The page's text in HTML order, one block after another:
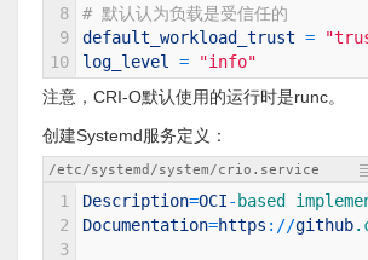
8
9
10
# 默认认为负载是受信任的
default_workload_trust =
log_level
=
"info"
注意，CRI-O默认使用的运行时是runc。
创建Systemd服务定义：
/etc/systemd/system/crio.service
1
2
3
Description=OCI- based
Documentation=https : //github